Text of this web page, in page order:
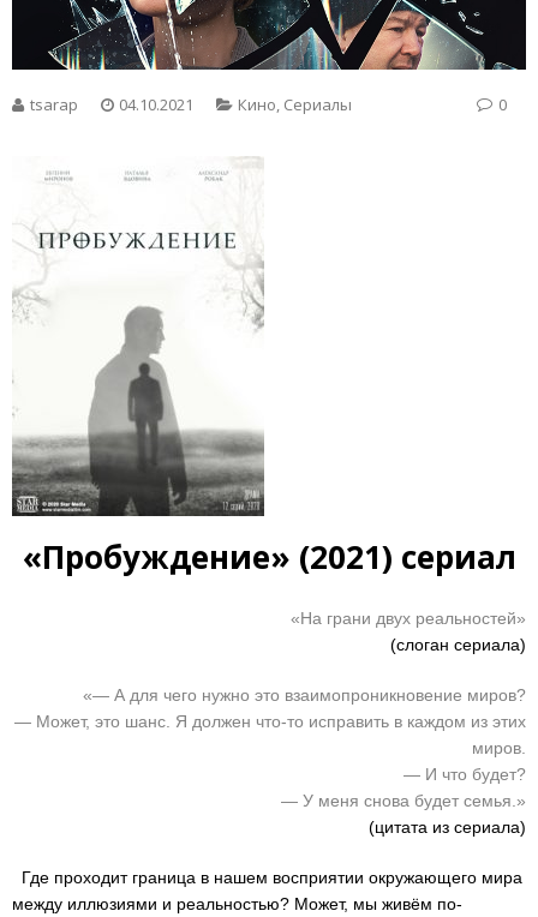
tsarap 04.10.2021 Кино, Сериалы 0
«Пробуждение» (2021) сериал
«На грани двух реальностей»
(слоган сериала)
«— А для чего нужно это взаимопроникновение миров?
— Может, это шанс. Я должен что-то исправить в каждом из этих
миров.
— И что будет?
— У меня снова будет семья.»
(цитата из сериала)
Где проходит граница в нашем восприятии окружающего мира
между иллюзиями и реальностью? Может, мы живём по-